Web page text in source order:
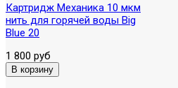
Картридж Механика 10 мкм
нить для горячей воды Big
Blue 20
1 800 руб